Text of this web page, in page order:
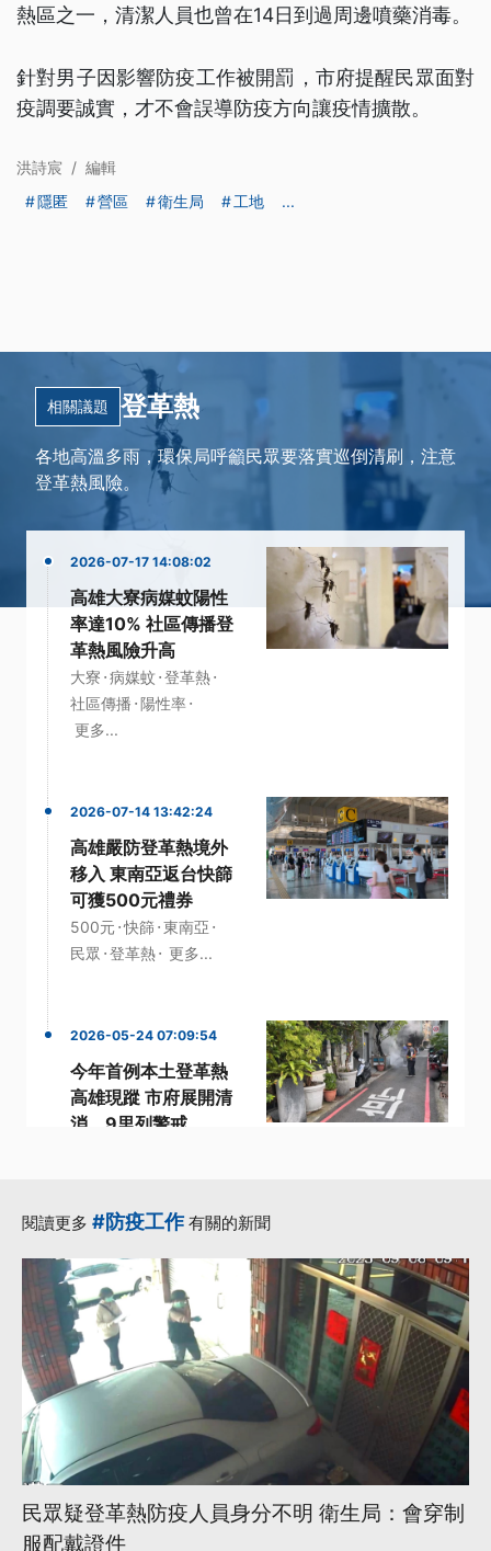
熱區之一，清潔人員也曾在14日到過周邊噴藥消毒。
針對男子因影響防疫工作被開罰，市府提醒民眾面對
疫調要誠實，才不會誤導防疫方向讓疫情擴散。
洪詩宸 / 編輯
隱匿
營區 衛生局 工地 ...
相關議題 登革熱
各地高溫多雨，環保局呼籲民眾要落實巡倒清刷，注意
登革熱風險。
2026-07-17 14:08:02
高雄大寮病媒蚊陽性
率達10% 社區傳播登
革熱風險升高
大寮 ·病媒蚊·登革熱·
社區傳播 ·陽性率·
更多...
2026-07-14 13:42:24
高雄嚴防登革熱境外
移入 東南亞返台快篩
可獲500元禮券
500元·快篩 ·東南亞 ·
民眾 ·登革熱· 更多...
2026-05-24 07:09:54
今年首例本土登革熱
高雄現蹤 市府展開清
消、9里列警戒
閱讀更多 #防疫工作有關的新聞
民眾疑登革熱防疫人員身分不明 衛生局：會穿制
服配戴證件